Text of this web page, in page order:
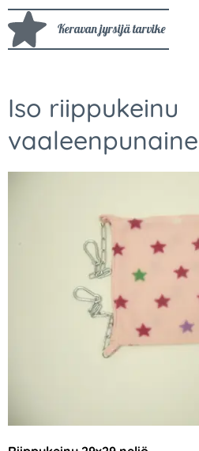
Keravan jyrsijä tarvike
Iso riippukeinu